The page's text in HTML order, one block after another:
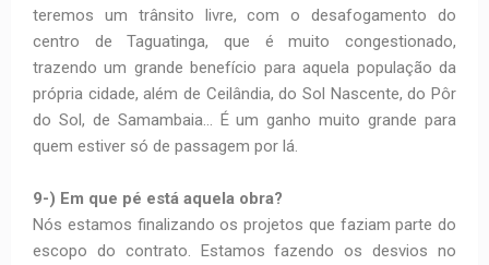
teremos um trânsito livre, com o desafogamento do
centro de Taguatinga, que é muito congestionado,
trazendo um grande benefício para aquela população da
própria cidade, além de Ceilândia, do Sol Nascente, do Pôr
do Sol, de Samambaia… É um ganho muito grande para
quem estiver só de passagem por lá.
9-) Em que pé está aquela obra?
Nós estamos finalizando os projetos que faziam parte do
escopo do contrato. Estamos fazendo os desvios no